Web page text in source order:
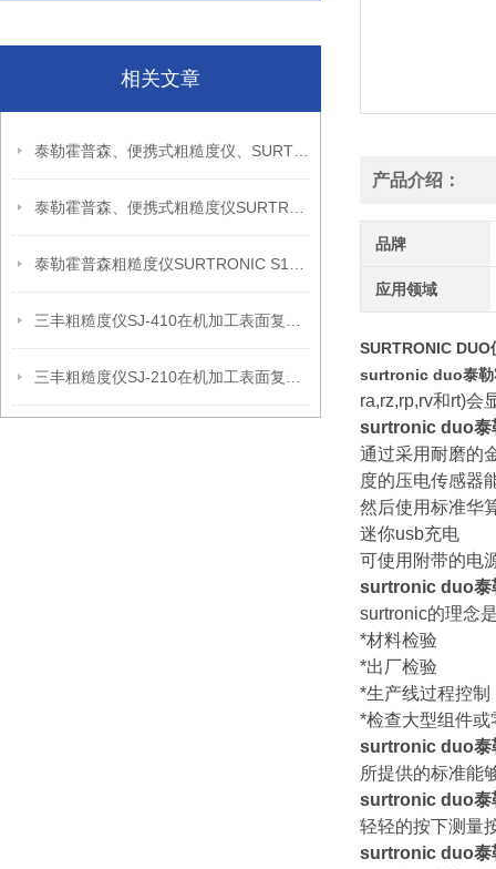
相关文章
产品介绍：
品牌
应用领域
SURTRONIC DUO
surtronic duo泰勒
ra,rz,rp,rv和rt)会
surtronic duo泰
通过采用耐磨的
度的压电传感器
然后使用标准华
迷你usb充电
可使用附带的电
surtronic duo泰
surtronic的理念
*材料检验
*出厂检验
*生产线过程控制
*检查大型组件或
surtronic duo泰
所提供的标准能
surtronic duo泰
轻轻的按下测量
surtronic duo泰